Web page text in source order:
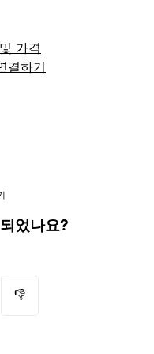
가격
결하기
었나요?
👎